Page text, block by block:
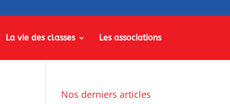
La vie des classes Les associations
Nos derniers articles